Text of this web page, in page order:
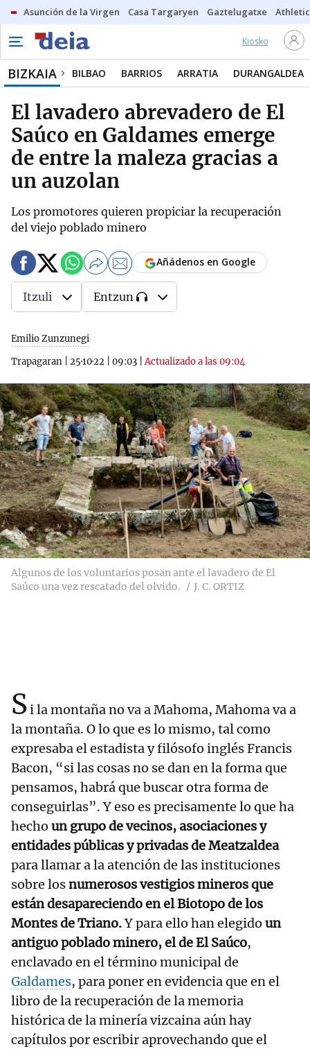
Asunción de la Virgen Casa Targaryen Gaztelugatxe Athletic
Kiosko
BIZKAIA BILBAO BARRIOS ARRATIA DURANGALDEA
El lavadero abrevadero de El
Saúco en Galdames emerge
de entre la maleza gracias a
un auzolan
Los promotores quieren propiciar la recuperación
del viejo poblado minero
Emilio Zunzunegi
Trapagaran
25·10·22 09:03 |Actualizado a las 09:04
Añádenos en Google
Itzuli Entzun
Algunos de los voluntarios posan ante el lavadero de El
Saúco una vez rescatado del olvido.
J. C. ORTIZ
Si la montaña no va a Mahoma, Mahoma va a
la montaña. O lo que es lo mismo, tal como
expresaba el estadista y filósofo inglés Francis
Bacon, “si las cosas no se dan en la forma que
pensamos, habrá que buscar otra forma de
conseguirlas”. Y eso es precisamente lo que ha
hecho un grupo de vecinos, asociaciones y
entidades públicas y privadas de Meatzaldea
para llamar a la atención de las instituciones
sobre losnumerosos vestigios mineros que
están desapareciendo en el Biotopo de los
Montes de Triano.Y para ello han elegido un
antiguo poblado minero, el de El Saúco,
enclavado en el término municipal de
Galdames, para poner en evidencia que en el
libro de la recuperación de la memoria
histórica de la minería vizcaina aún hay
capítulos por escribir aprovechando que el